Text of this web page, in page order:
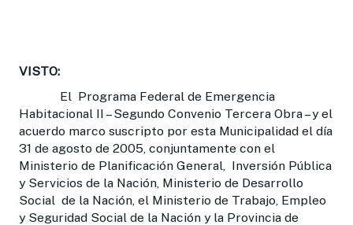
VISTO:
El Programa Federal de Emergencia
Habitacional II – Segundo Convenio Tercera Obra – y el
acuerdo marco suscripto por esta Municipalidad el día
31 de agosto de 2005, conjuntamente con el
Ministerio de Planificación General, Inversión Pública
y Servicios de la Nación, Ministerio de Desarrollo
Social de la Nación, el Ministerio de Trabajo, Empleo
y Seguridad Social de la Nación y la Provincia de